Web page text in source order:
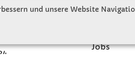
GmbH
Wir
Jobs
und unsere Website